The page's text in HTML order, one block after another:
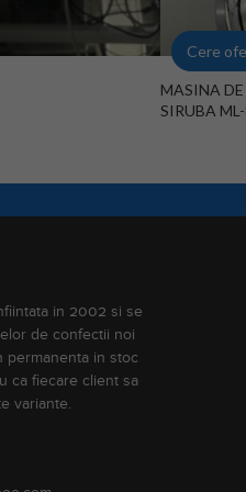
MASINA
SIRUBA
Cere
in 2002 si se
de confectii noi
permanenta in stoc
ca fiecare client sa
variante.